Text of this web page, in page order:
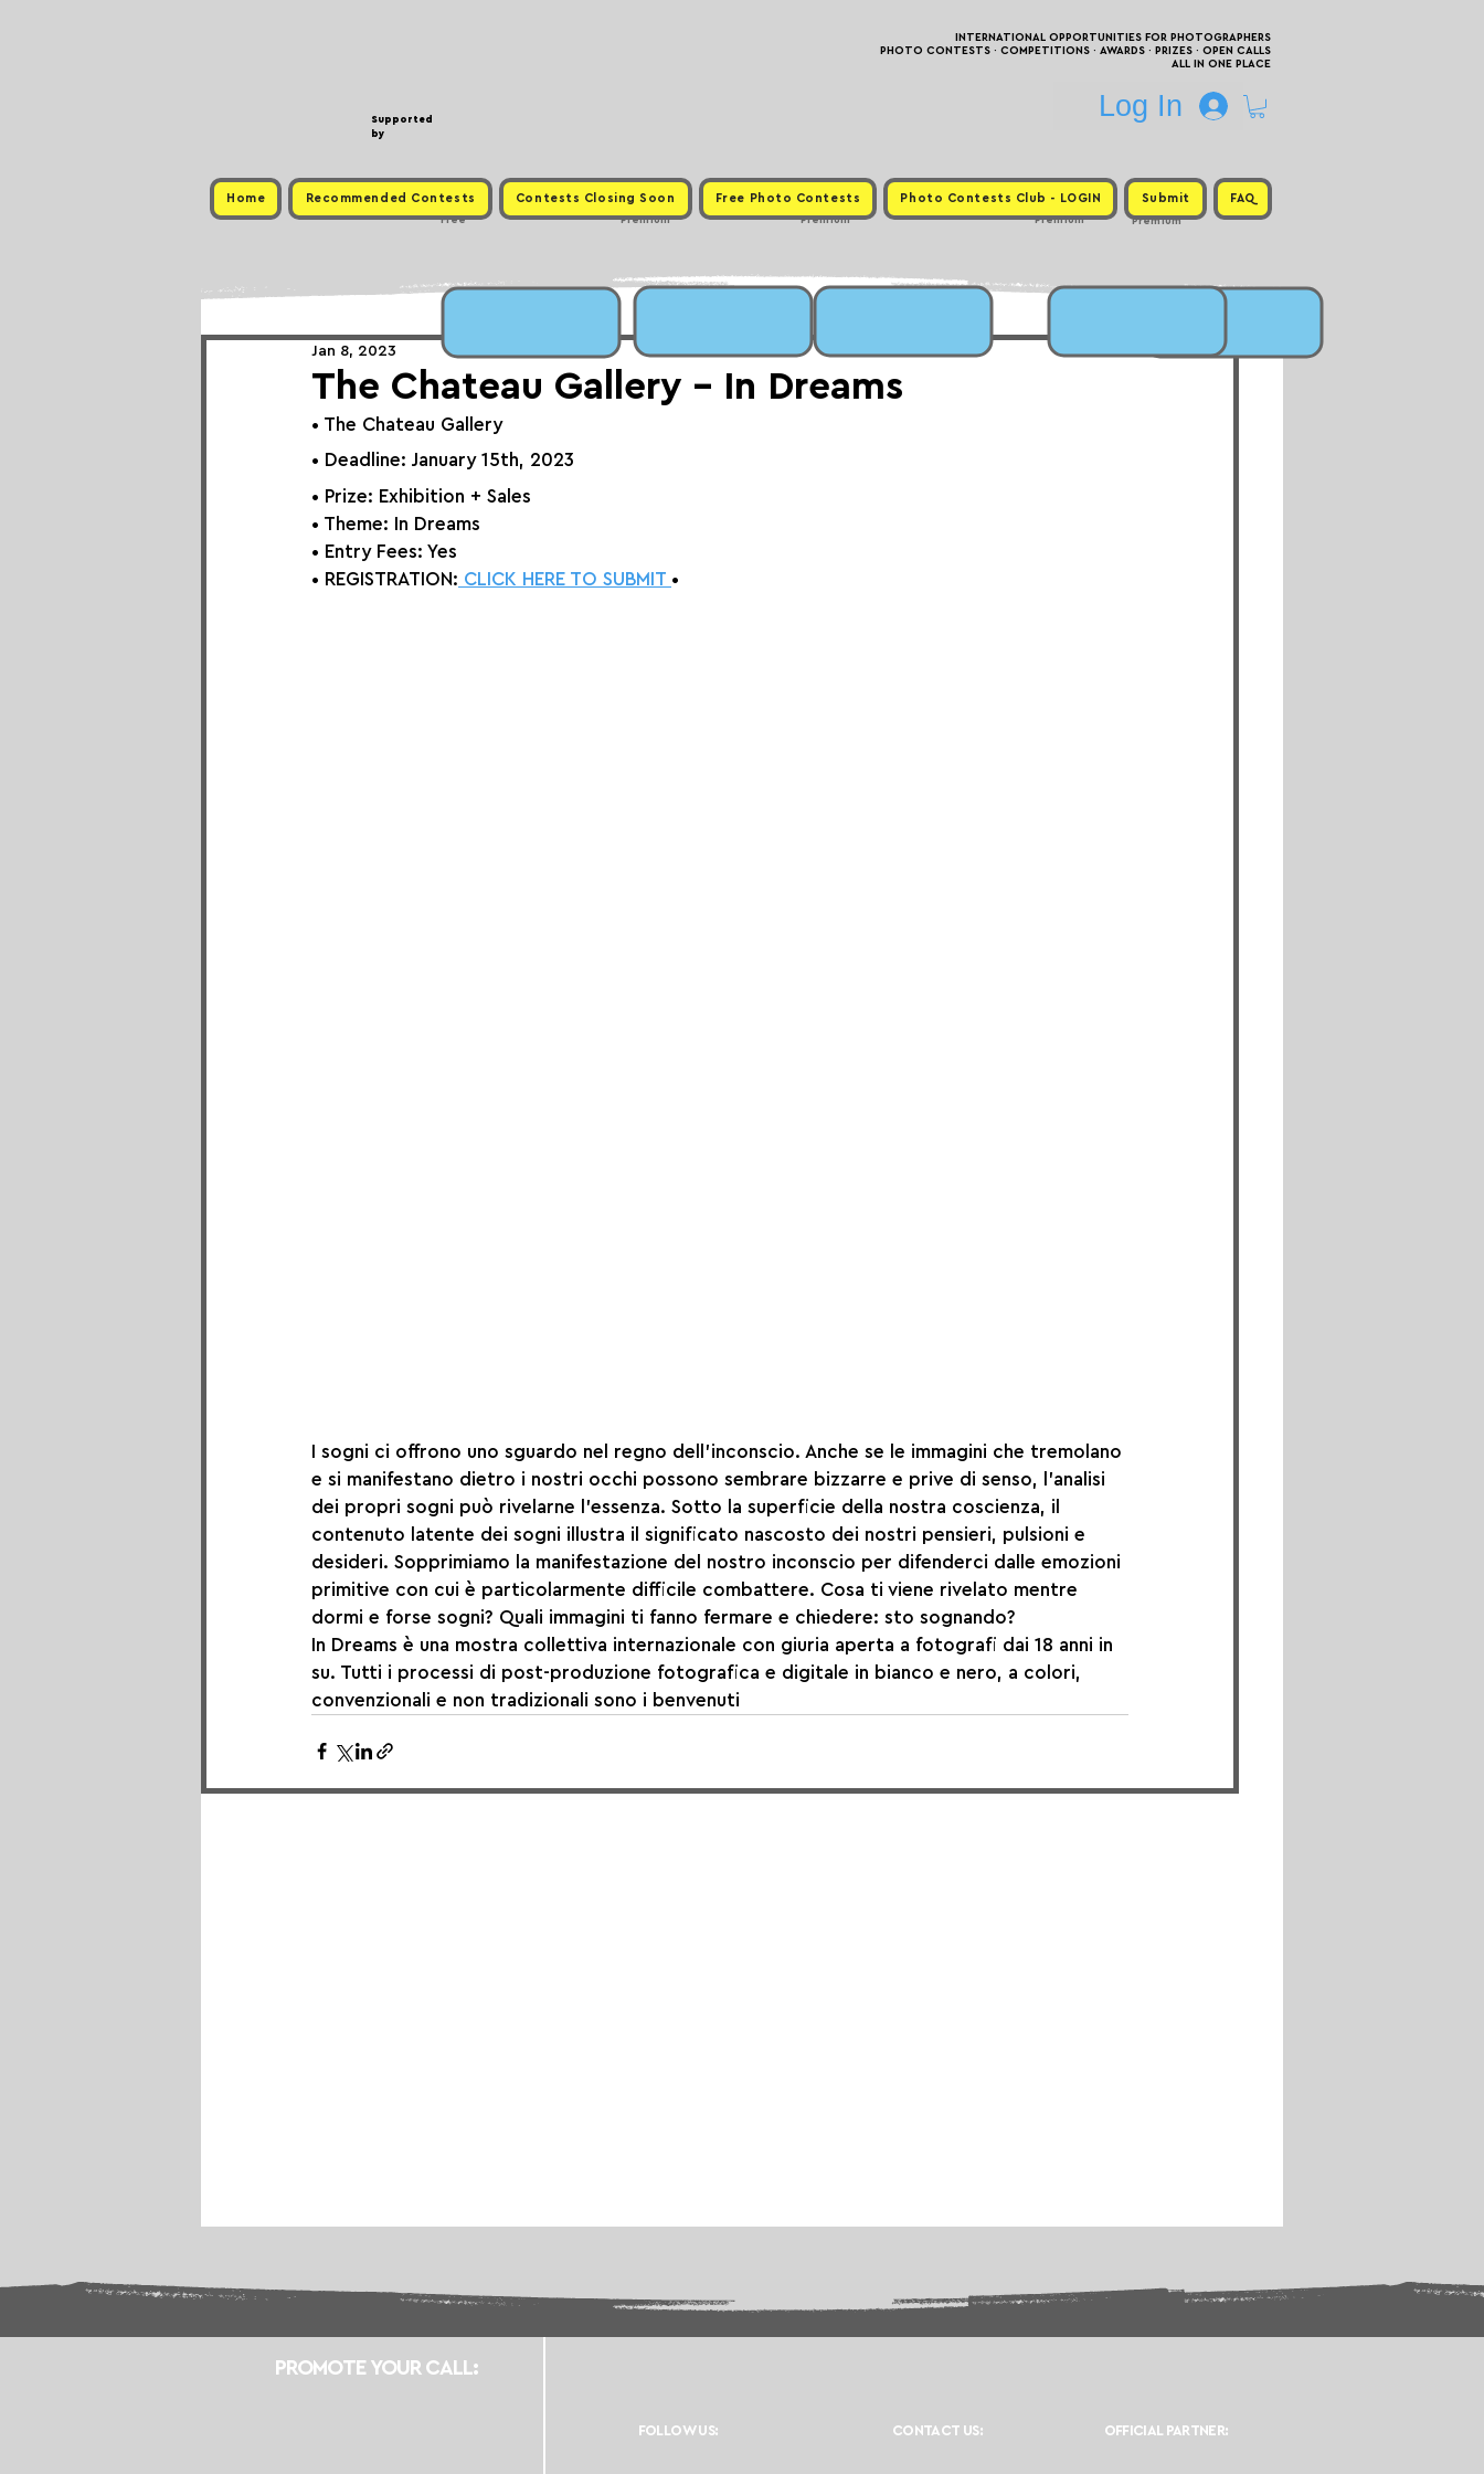
Supported
by
INTERNATIONAL OPPORTUNITIES FOR PHOTOGRAPHERS
PHOTO CONTESTS · COMPETITIONS · AWARDS · PRIZES · OPEN CALLS
ALL IN ONE PLACE
Log In
Home Recommended Contests Contests Closing Soon Free Photo Contests Photo Contests Club - LOGIN Submit FAQ
Premium
Premium
Free Premium
Premium
The Chateau Gallery - In Dreams
Jan 8, 2023
• The Chateau Gallery
• Deadline: January 15th, 2023
• Prize: Exhibition + Sales
• Theme: In Dreams
• Entry Fees: Yes
• REGISTRATION: CLICK HERE TO SUBMIT •
I sogni ci offrono uno sguardo nel regno dell'inconscio. Anche se le immagini che tremolano
e si manifestano dietro i nostri occhi possono sembrare bizzarre e prive di senso, l'analisi
dei propri sogni può rivelarne l'essenza. Sotto la superficie della nostra coscienza, il
contenuto latente dei sogni illustra il significato nascosto dei nostri pensieri, pulsioni e
desideri. Sopprimiamo la manifestazione del nostro inconscio per difenderci dalle emozioni
primitive con cui è particolarmente difficile combattere. Cosa ti viene rivelato mentre
dormi e forse sogni? Quali immagini ti fanno fermare e chiedere: sto sognando?
In Dreams è una mostra collettiva internazionale con giuria aperta a fotografi dai 18 anni in
su. Tutti i processi di post-produzione fotografica e digitale in bianco e nero, a colori,
convenzionali e non tradizionali sono i benvenuti
PROMOTE YOUR CALL:
FOLLOW US: CONTACT US: OFFICIAL PARTNER: